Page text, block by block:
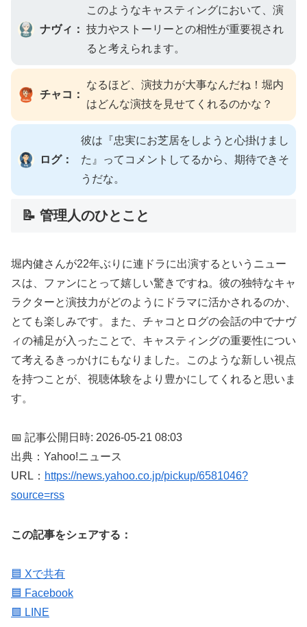
ナヴィ：
このようなキャスティングにおいて、演
技力やストーリーとの相性が重要視され
ると考えられます。
チャコ：
なるほど、演技力が大事なんだね！堀内
はどんな演技を見せてくれるのかな？
ログ：
彼は『忠実にお芝居をしようと心掛けまし
た』ってコメントしてるから、期待できそ
うだな。
📝 管理人のひとこと
堀内健さんが22年ぶりに連ドラに出演するというニュー
スは、ファンにとって嬉しい驚きですね。彼の独特なキャ
ラクターと演技力がどのようにドラマに活かされるのか、
とても楽しみです。また、チャコとログの会話の中でナヴ
ィの補足が入ったことで、キャスティングの重要性につい
て考えるきっかけにもなりました。このような新しい視点
を持つことが、視聴体験をより豊かにしてくれると思いま
す。
📅 記事公開日時: 2026-05-21 08:03
出典：Yahoo!ニュース
URL： https://news.yahoo.co.jp/pickup/6581046?
source=rss
この記事をシェアする：
🟦 Xで共有
🟦 Facebook
🟩 LINE